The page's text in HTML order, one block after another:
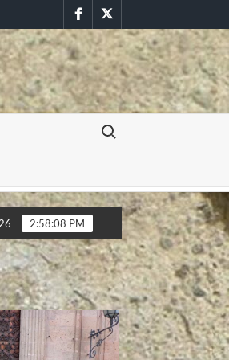
FacebookTwitter
Buscar:
(Morelos) durante paro estudiantil
(Morelos) durante paro estudiantil
2:58:10 PM